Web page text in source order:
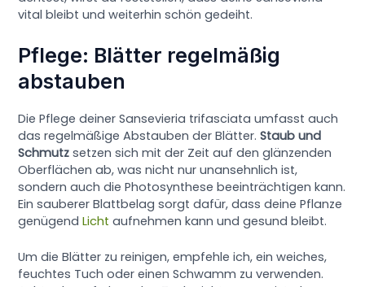
vital bleibt und weiterhin schön gedeiht.
Pflege: Blätter regelmäßig
abstauben
Die Pflege deiner Sansevieria trifasciata umfasst auch
das regelmäßige Abstauben der Blätter.Staub und
Schmutz setzen sich mit der Zeit auf den glänzenden
Oberflächen ab, was nicht nur unansehnlich ist,
sondern auch die Photosynthese beeinträchtigen kann.
Ein sauberer Blattbelag sorgt dafür, dass deine Pflanze
genügendLicht aufnehmen kann und gesund bleibt.
Um die Blätter zu reinigen, empfehle ich, ein weiches,
feuchtes Tuch oder einen Schwamm zu verwenden.